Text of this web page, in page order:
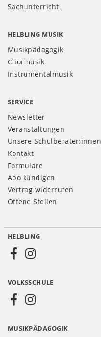
Sachunterricht
HELBLING MUSIK
Musikpädagogik
Chormusik
Instrumentalmusik
SERVICE
Newsletter
Veranstaltungen
Unsere Schulberater:innen
Kontakt
Formulare
Abo kündigen
Vertrag widerrufen
Offene Stellen
Social
AT
HELBLING
VOLKSSCHULE
MUSIKPÄDAGOGIK